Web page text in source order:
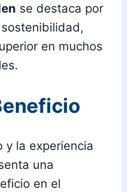
se destaca por
en muchos
y la experiencia
una
en el